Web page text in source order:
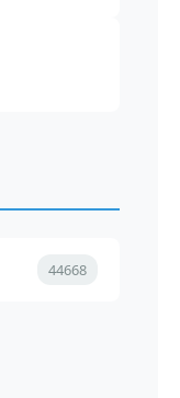
44668